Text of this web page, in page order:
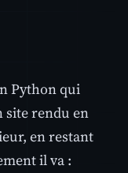
Python qui
site rendu en
en restant
il va :